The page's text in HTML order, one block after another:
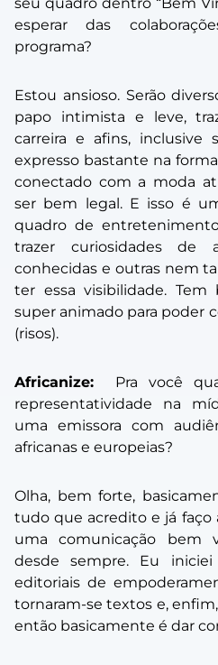
esperar das
programa?
Estou ansioso. Serão
papo intimista e leve,
carreira e afins, inclusive
expresso bastante na
conectado com a moda
ser bem legal. E isso é
quadro de
trazer curiosidades de
conhecidas e outras nem
ter essa visibilidade. Tem
super animado para poder
(risos).
Africanize:
Pra você
representatividade na
uma emissora com
africanas e europeias?
Olha, bem forte,
tudo que acredito e já faço
uma comunicação bem
desde sempre. Eu
editoriais de
tornaram-se textos e,
então basicamente é dar